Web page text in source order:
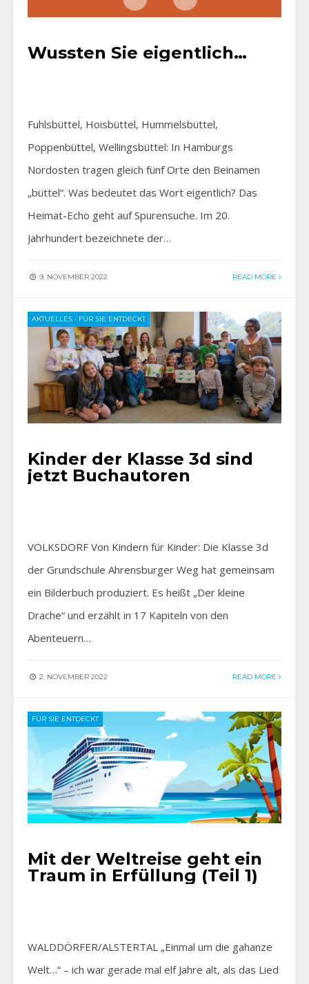
Wussten Sie eigentlich…
Fuhlsbüttel, Hoisbüttel, Hummelsbüttel,
Poppenbüttel, Wellingsbüttel: In Hamburgs
Nordosten tragen gleich fünf Orte den Beinamen
„büttel“. Was bedeutet das Wort eigentlich? Das
Heimat-Echo geht auf Spurensuche. Im 20.
Jahrhundert bezeichnete der…
9. NOVEMBER 2022 READ MORE
AKTUELLES • FÜR SIE ENTDECKT
Kinder der Klasse 3d sind
jetzt Buchautoren
VOLKSDORF Von Kindern für Kinder: Die Klasse 3d
der Grundschule Ahrensburger Weg hat gemeinsam
ein Bilderbuch produziert. Es heißt „Der kleine
Drache“ und erzählt in 17 Kapiteln von den
Abenteuern…
2. NOVEMBER 2022 READ MORE
FÜR SIE ENTDECKT
Mit der Weltreise geht ein
Traum in Erfüllung (Teil 1)
WALDDÖRFER/ALSTERTAL „Einmal um die gahanze
Welt…“ – ich war gerade mal elf Jahre alt, als das Lied